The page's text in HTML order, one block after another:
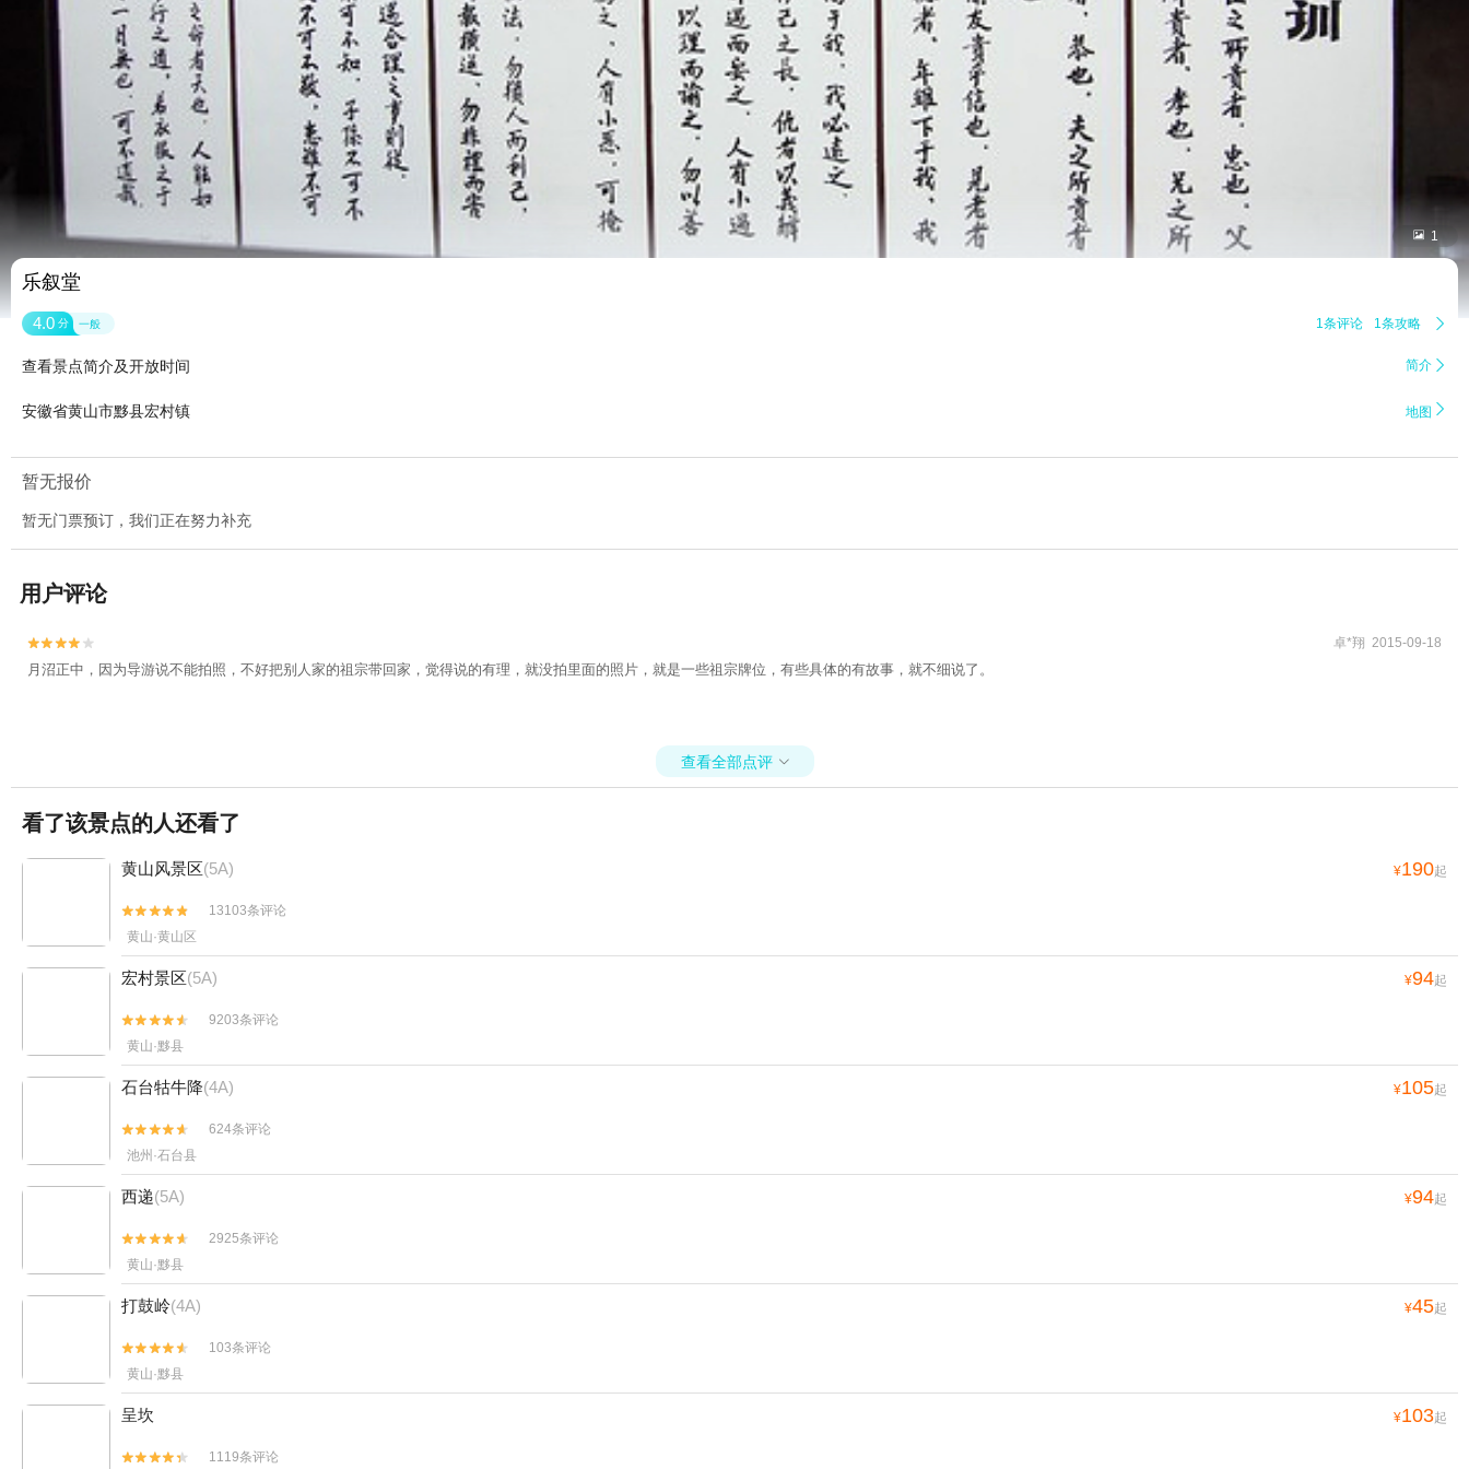
 1
乐叙堂
4.0 分 一般 1条评论 1条攻略 
查看景点简介及开放时间 简介 
安徽省黄山市黟县宏村镇 地图 
暂无报价
暂无门票预订，我们正在努力补充
用户评论

 卓*翔 2015-09-18
月沼正中，因为导游说不能拍照，不好把别人家的祖宗带回家，觉得说的有理，就没拍里面的照片，就是一些祖宗牌位，有些具体的有故事，就不细说了。
查看全部点评 
看了该景点的人还看了
黄山风景区(5A) ¥190起


13103条评论
黄山·黄山区
宏村景区(5A) ¥94起


9203条评论
黄山·黟县
石台牯牛降(4A) ¥105起


624条评论
池州·石台县
西递(5A) ¥94起


2925条评论
黄山·黟县
打鼓岭(4A) ¥45起


103条评论
黄山·黟县
呈坎 ¥103起

 1119条评论